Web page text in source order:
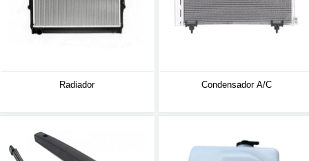
Radiador Condensador A/C